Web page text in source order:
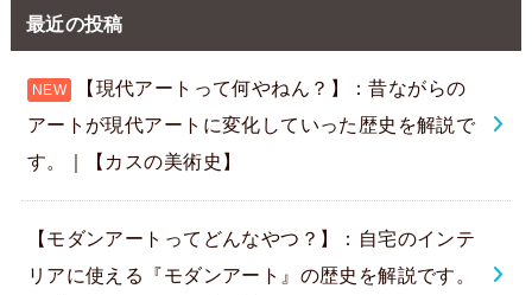
最近の投稿
【現代アートって何やねん？】：昔ながらの
アートが現代アートに変化していった歴史を解説で
す。｜【カスの美術史】
【モダンアートってどんなやつ？】：自宅のインテ
リアに使える『モダンアート』の歴史を解説です。